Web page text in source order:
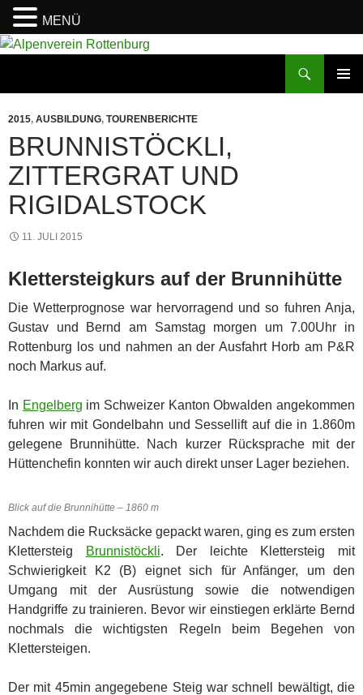
Zum
2015, AUSBILDUNG, TOURENBERICHTE
BRUNNISTÖCKLI,
ZITTERGRAT UND
RIGIDALSTOCK
11. JULI 2015
Klettersteigkurs auf der Brunnihütte
Die Wetterprognose war hervorragend und so fuhren Anja,
Gustav und Bernd am Samstag morgen um 7.00Uhr in
Rottenburg los und nahmen an der Ausfahrt Horb am P&R
noch Markus auf.
In Engelberg im Schweizer Kanton Obwalden angekommen
fuhren wir mit Gondelbahn und Sessellift auf die in 1.860m
gelegene Brunnihütte. Nach kurzer Rücksprache mit der
Hüttenchefin konnten wir auch direkt unser Lager beziehen.
Blick auf die Brunnihütte – 1860 m
Nachdem die Rucksäcke gepackt waren, ging es zum ersten
Klettersteig
Brunnistöckli. Der leichte Klettersteig mit
Schwierigkeit K2 (B) eignet sich für Anfänger, um den
Umgang mit der Ausrüstung sowie die notwendigen
Handgriffe zu trainieren. Bevor wir einstiegen erklärte Bernd
nochmals die wichtigsten Regeln beim Begehen von
Klettersteigen.
Der mit 45min angegebene Steig war schnell bewältigt, die
MENÜ